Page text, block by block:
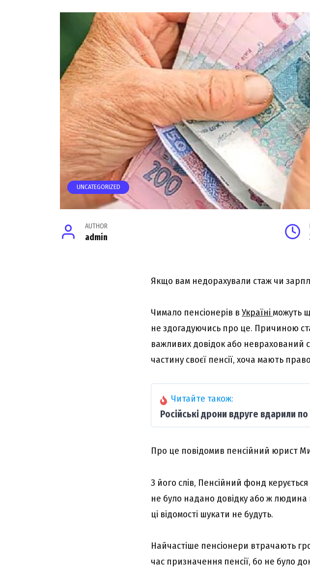
UNCATEGORIZED
AUTHOR
admin
Якщо вам недорахували стаж чи
Чимало пенсіонерів в Україні можуть
не здогадуючись про це. Причиною
важливих довідок або
частину своєї пенсії, хоча мають
Читайте також:
Російські дрони вдруге вдарили
Про це повідомив пенсійний юрист
З його слів, Пенсійний фонд
не було надано довідку або ж людина
ці відомості шукати не будуть.
Найчастіше пенсіонери втрачають
час призначення пенсії, бо не було